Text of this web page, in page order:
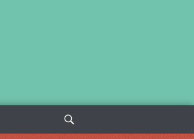
Sök
efter: